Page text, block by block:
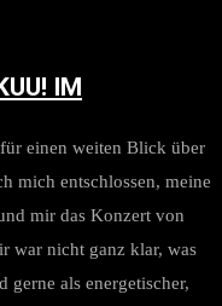
IM
einen weiten Blick über
mich entschlossen, meine
mir das Konzert von
war nicht ganz klar, was
als energetischer,